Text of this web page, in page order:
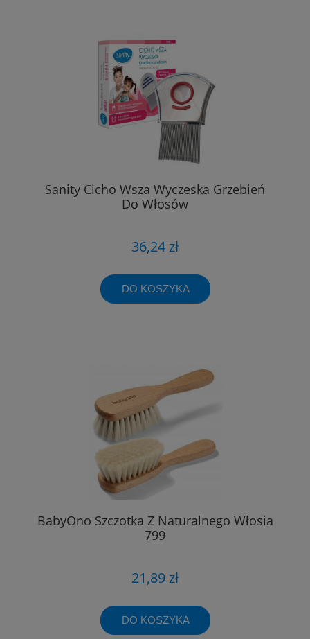
Sanity Cicho Wsza Wyczeska Grzebień
Do Włosów
36,24 zł
DO KOSZYKA
BabyOno Szczotka Z Naturalnego Włosia
799
21,89 zł
DO KOSZYKA